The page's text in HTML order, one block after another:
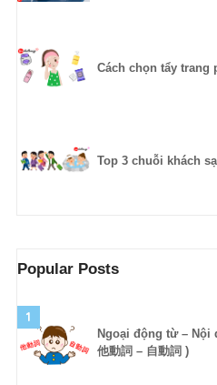
Cách chọn tẩy
Top 3 chuỗi khách
Popular Posts
1
Ngoại động từ – Nội
他動詞 – 自動詞 )